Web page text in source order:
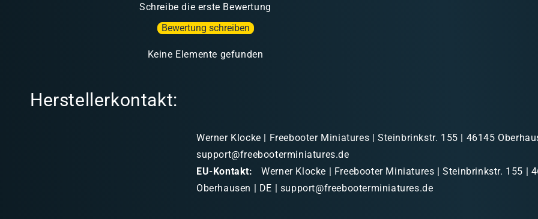
Schreibe die erste Bewertung
Bewertung schreiben
Keine Elemente gefunden
Herstellerkontakt:
Werner Klocke | Freebooter Miniatures | Steinbrinkstr. 155 | 46145
support@freebooterminiatures.de
EU-Kontakt:
Werner Klocke | Freebooter Miniatures | Steinbrinkstr. 155 |
Oberhausen | DE | support@freebooterminiatures.de